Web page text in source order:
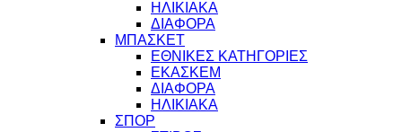
ΗΛΙΚΙΑΚΑ
ΔΙΑΦΟΡΑ
ΜΠΑΣΚΕΤ
ΕΘΝΙΚΕΣ ΚΑΤΗΓΟΡΙΕΣ
ΕΚΑΣΚΕΜ
ΔΙΑΦΟΡΑ
ΗΛΙΚΙΑΚΑ
ΣΠΟΡ